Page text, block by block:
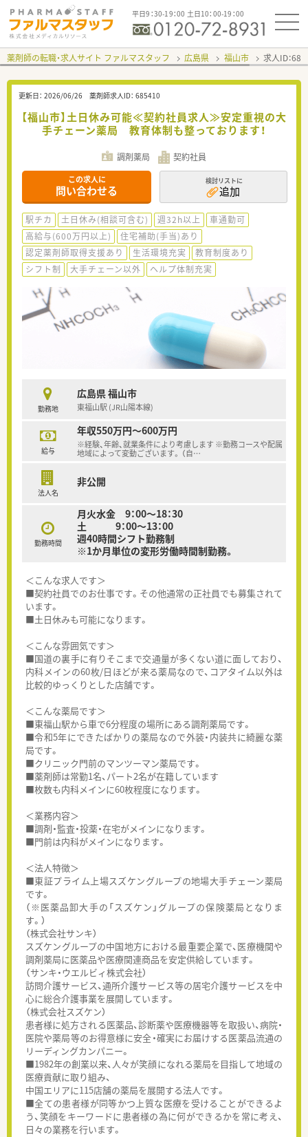
平日9：30-19：00 土日10：00-19：00
薬剤師の転職・求人サイト ファルマスタッフ 広島県 福山市 求人ID：
更新日： 2026/06/26 薬剤師求人ID： 685410
【福山市】土日休み可能≪契約社員求人≫安定重視の大
手チェーン薬局 教育体制も整っております！
調剤薬局 契約社員
この求人に
問い合わせる
検討リストに
追加
駅チカ 土日休み(相談可含む) 週32h以上
車通勤可
高給与(600万円以上)
住宅補助(手当)あり
認定薬剤師取得支援あり
生活環境充実
教育制度あり
シフト制
大手チェーン以外 ヘルプ体制充実
勤務地
広島県 福山市
東福山駅 (JR山陽本線)
給与
年収550万円～600万円
※経験、年齢、就業条件により考慮します ※勤務コースや配属
地域によって変動ございます。 （自…
法人名
非公開
勤務時間
月火水金 9：00～18：30
土 9：00～13：00
週40時間シフト勤務制
※1か月単位の変形労働時間制勤務。
＜こんな求人です＞
■契約社員でのお仕事です。その他通常の正社員でも募集されて
います。
■土日休みも可能になります。
＜こんな雰囲気です＞
■国道の裏手に有りそこまで交通量が多くない道に面しており、
内科メインの60枚/日ほどが来る薬局なので、コアタイム以外は
比較的ゆっくりとした店舗です。
＜こんな薬局です＞
■東福山駅から車で6分程度の場所にある調剤薬局です。
■令和5年にできたばかりの薬局なので外装・内装共に綺麗な薬
局です。
■クリニック門前のマンツーマン薬局です。
■薬剤師は常勤1名、パート2名が在籍しています
■枚数も内科メインに60枚程度になります。
＜業務内容＞
■調剤・監査・投薬・在宅がメインになります。
■門前は内科がメインになります。
＜法人特徴＞
■東証プライム上場スズケングループの地場大手チェーン薬局
です。
（※医薬品卸大手の「スズケン」グループの保険薬局となりま
す。）
（株式会社サンキ）
スズケングループの中国地方における最重要企業で、医療機関や
調剤薬局に医薬品や医療関連商品を安定供給しています。
（サンキ・ウエルビィ株式会社）
訪問介護サービス、通所介護サービス等の居宅介護サービスを中
心に総合介護事業を展開しています。
（株式会社スズケン）
患者様に処方される医薬品、診断薬や医療機器等を取扱い、病院・
医院や薬局等のお得意様に安全・確実にお届けする医薬品流通の
リーディングカンパニー。
■1982年の創業以来、人々が笑顔になれる薬局を目指して地域の
医療貢献に取り組み、
中国エリアに115店舗の薬局を展開する法人です。
■全ての患者様が同等かつ上質な医療を受けることができるよ
う、笑顔をキーワードに患者様の為に何ができるかを常に考え、
日々の業務を行います。